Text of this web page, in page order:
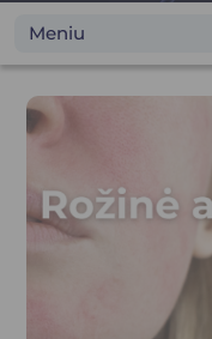
Meniu
Mūsų tikslas
Gydytojų komanda
Perimenopauzė
Menopauzė
Menopauzės
Gydymo galimybės
Postmenopauzė
Pakaitinė
Bioidentiškų